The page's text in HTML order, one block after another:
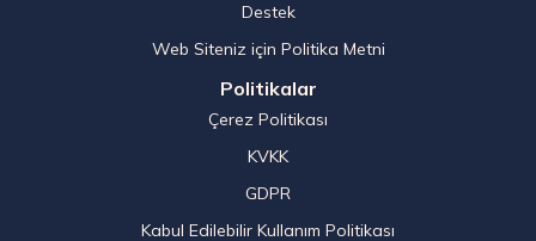
Destek
Web Siteniz için Politika Metni
Politikalar
Çerez Politikası
KVKK
GDPR
Kabul Edilebilir Kullanım Politikası